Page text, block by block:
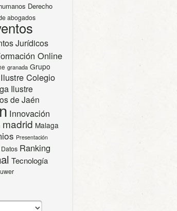
Derecho
abogados
Jurídicos
Online
granada Grupo
Ilustre Colegio
Ilustre
de Jaén
Innovación
madrid Malaga
Presentación
Ranking
Tecnología